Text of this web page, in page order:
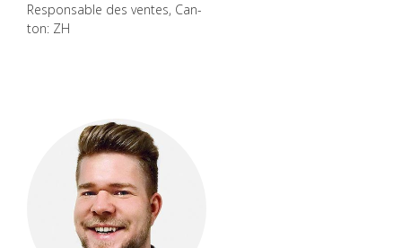
Res­pon­sable des ventes, Can­
ton: ZH